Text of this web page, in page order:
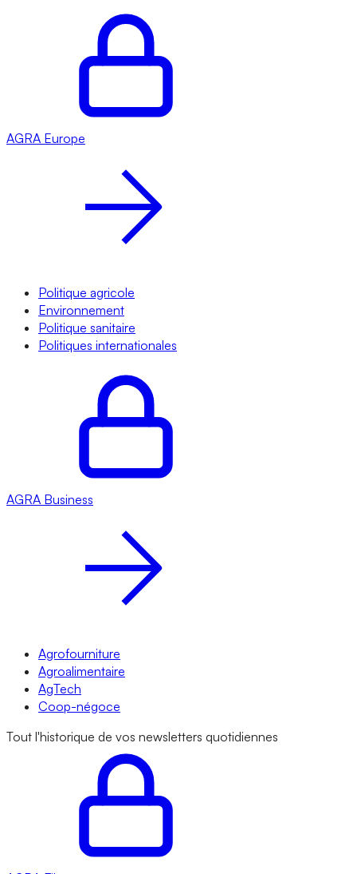
AGRA Europe
Politique agricole
Environnement
Politique sanitaire
Politiques internationales
AGRA Business
Agrofourniture
Agroalimentaire
AgTech
Coop-négoce
Tout l'historique de vos newsletters quotidiennes